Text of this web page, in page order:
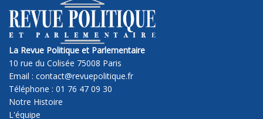
La Revue Politique et Parlementaire
10 rue du Colisée 75008 Paris
Email : contact@revuepolitique.fr
Téléphone : 01 76 47 09 30
Notre Histoire
L'équipe